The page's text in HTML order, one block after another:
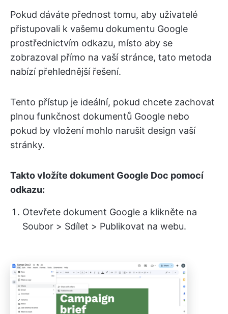
Pokud dáváte přednost tomu, aby uživatelé
přistupovali k vašemu dokumentu Google
prostřednictvím odkazu, místo aby se
zobrazoval přímo na vaší stránce, tato metoda
nabízí přehlednější řešení.
Tento přístup je ideální, pokud chcete zachovat
plnou funkčnost dokumentů Google nebo
pokud by vložení mohlo narušit design vaší
stránky.
Takto vložíte dokument Google Doc pomocí
odkazu:
Otevřete dokument Google a klikněte na
Soubor > Sdílet > Publikovat na webu.